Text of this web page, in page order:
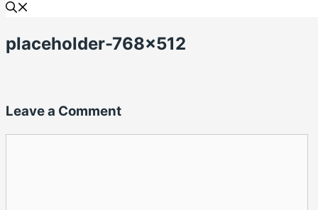
placeholder-768×512
Leave a Comment